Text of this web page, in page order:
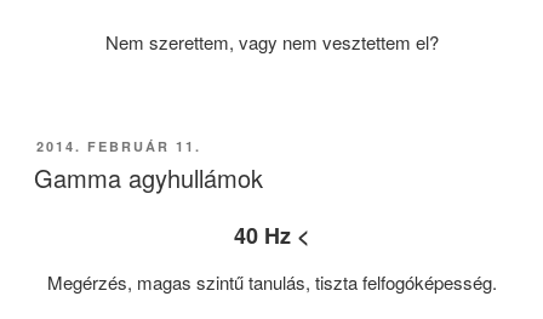
Nem szerettem, vagy nem vesztettem el?
BEKÜLDVE:
2014. FEBRUÁR 11.
Gamma agyhullámok
40 Hz <
Megérzés, magas szintű tanulás, tiszta felfogóképesség.